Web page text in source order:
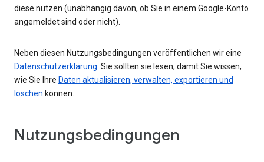
diese nutzen (unabhängig davon, ob Sie in einem Google-Konto
angemeldet sind oder nicht).
Neben diesen Nutzungsbedingungen veröffentlichen wir eine
Datenschutzerklärung . Sie sollten sie lesen, damit Sie wissen,
wie Sie Ihre Daten aktualisieren, verwalten, exportieren und
löschen können.
Nutzungsbedingungen